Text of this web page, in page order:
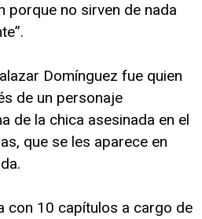
porque no sirven de nada
Domínguez fue quien
de un personaje
de la chica asesinada en el
que se les aparece en
con 10 capítulos a cargo de